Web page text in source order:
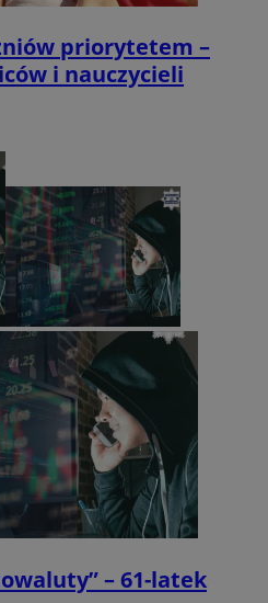
priorytetem –
i nauczycieli
– 61-latek